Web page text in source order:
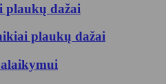
plaukų dažai
plaukų dažai